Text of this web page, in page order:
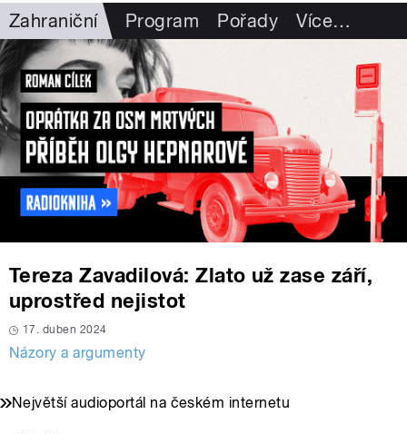
Zahraniční Program Pořady Více…
Tereza Zavadilová: Zlato už zase září,
uprostřed nejistot
17. duben 2024
Názory a argumenty
Největší audioportál na českém internetu